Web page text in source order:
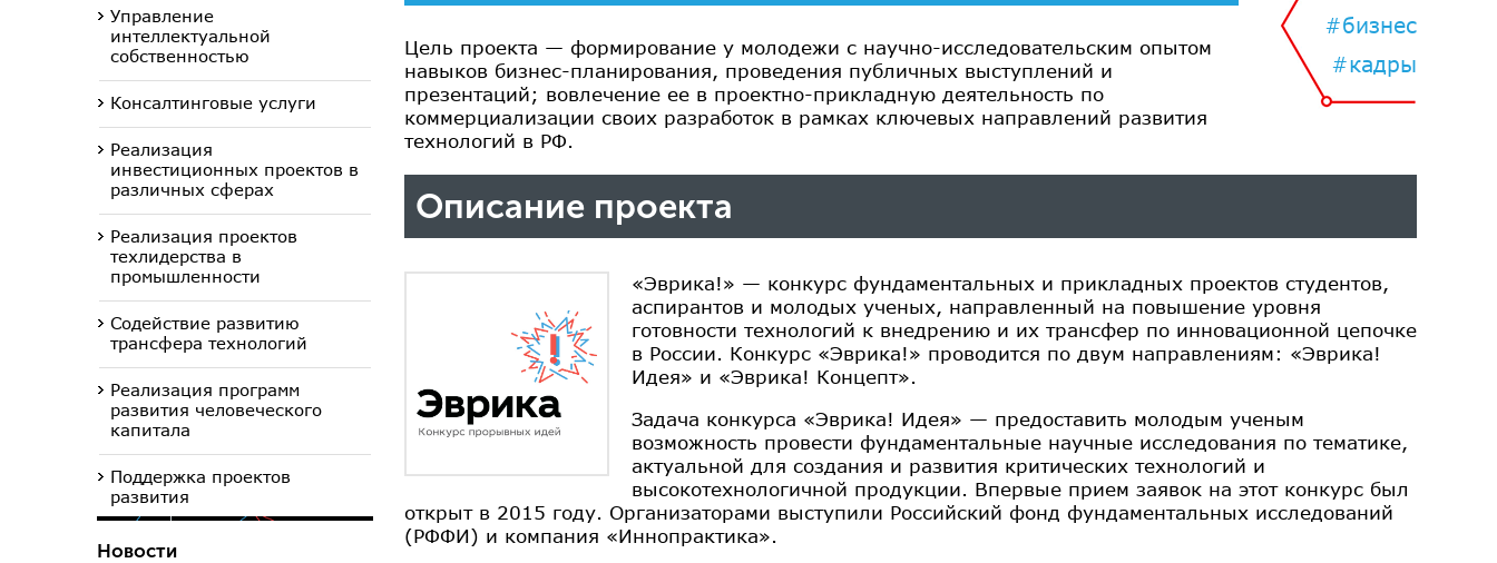
#бизнес
#кадры
Цель проекта — формирование у молодежи с научно-исследовательским опытом
навыков бизнес-планирования, проведения публичных выступлений и
презентаций; вовлечение ее в проектно-прикладную деятельность по
коммерциализации своих разработок в рамках ключевых направлений развития
технологий в РФ.
Описание проекта
«Эврика!» — конкурс фундаментальных и прикладных проектов студентов,
аспирантов и молодых ученых, направленный на повышение уровня
готовности технологий к внедрению и их трансфер по инновационной цепочке
в России. Конкурс «Эврика!» проводится по двум направлениям: «Эврика!
Идея» и «Эврика! Концепт».
Задача конкурса «Эврика! Идея» — предоставить молодым ученым
возможность провести фундаментальные научные исследования по тематике,
актуальной для создания и развития критических технологий и
высокотехнологичной продукции. Впервые прием заявок на этот конкурс был
открыт в 2015 году. Организаторами выступили Российский фонд фундаментальных исследований
(РФФИ) и компания «Иннопрактика».
Управление
интеллектуальной
собственностью
Консалтинговые услуги
Реализация
инвестиционных проектов в
различных сферах
Реализация проектов
техлидерства в
промышленности
Содействие развитию
трансфера технологий
Реализация программ
развития человеческого
капитала
Поддержка проектов
развития
Новости